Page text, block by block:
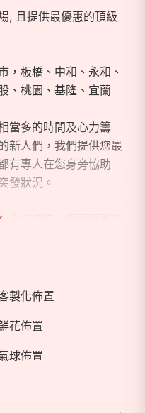
, 且提供最優惠的頂級
，板橋、中和、永和、
、桃園、基隆、宜蘭
當多的時間及心力籌
新人們，我們提供您最
有專人在您身旁協助
發狀況。
為您打造一個專屬夢幻
，為您實現心中的理想
⋯也可以在我們這邊找
幫新人省下更多時間和
製化佈置
花佈置
球佈置